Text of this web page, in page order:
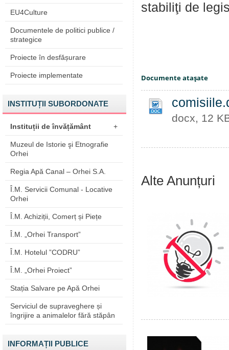
EU4Culture
Documentele de politici publice /
strategice
Proiecte în desfășurare
Proiecte implementate
INSTITUȚII SUBORDONATE
Instituții de învățământ +
Muzeul de Istorie şi Etnografie
Orhei
Regia Apă Canal – Orhei S.A.
Î.M. Servicii Comunal - Locative
Orhei
Î.M. Achiziții, Comerț și Piețe
Î.M. „Orhei Transport”
Î.M. Hotelul ”CODRU”
Î.M. „Orhei Proiect”
Stația Salvare pe Apă Orhei
Serviciul de supraveghere și
îngrijire a animalelor fără stăpân
INFORMAȚII PUBLICE
stabiliţi de
Documente ataşate
docx, 12
Alte Anunțuri